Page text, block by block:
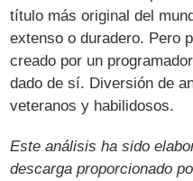
título más original del
extenso o duradero. Pero
creado por un
dado de sí. Diversión de
veteranos y habilidosos.
Este análisis ha sido
descarga proporcionado